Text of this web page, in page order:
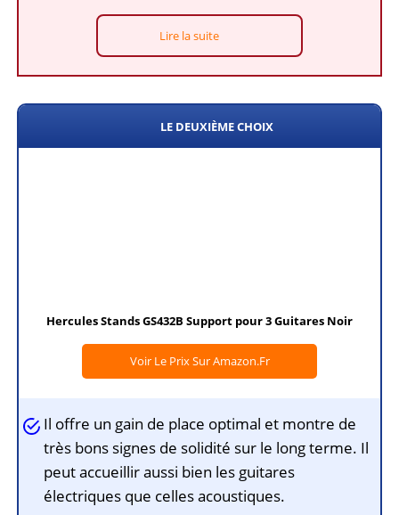
Lire la suite
LE DEUXIÈME CHOIX
Hercules Stands GS432B Support pour 3 Guitares Noir
Voir Le Prix Sur Amazon.fr
Il offre un gain de place optimal et montre de
très bons signes de solidité sur le long terme. Il
peut accueillir aussi bien les guitares
électriques que celles acoustiques.